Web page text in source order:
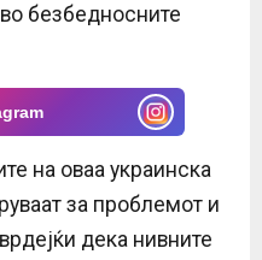
безбедносните
на оваа украинска
за проблемот и
дека нивните